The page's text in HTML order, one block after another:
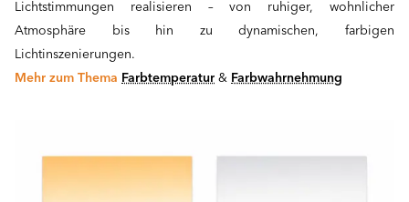
Lichtstimmungen realisieren – von ruhiger, wohnlicher
Atmosphäre bis hin zu dynamischen, farbigen
Lichtinszenierungen.
Mehr zum Thema Farbtemperatur & Farbwahrnehmung